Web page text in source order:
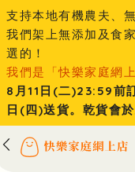
支持本地有機農夫、
我們架上無添加及食
選的！
我們是「快樂家庭網上
8月11日(二)23:59前
日(四)送貨。乾貨會